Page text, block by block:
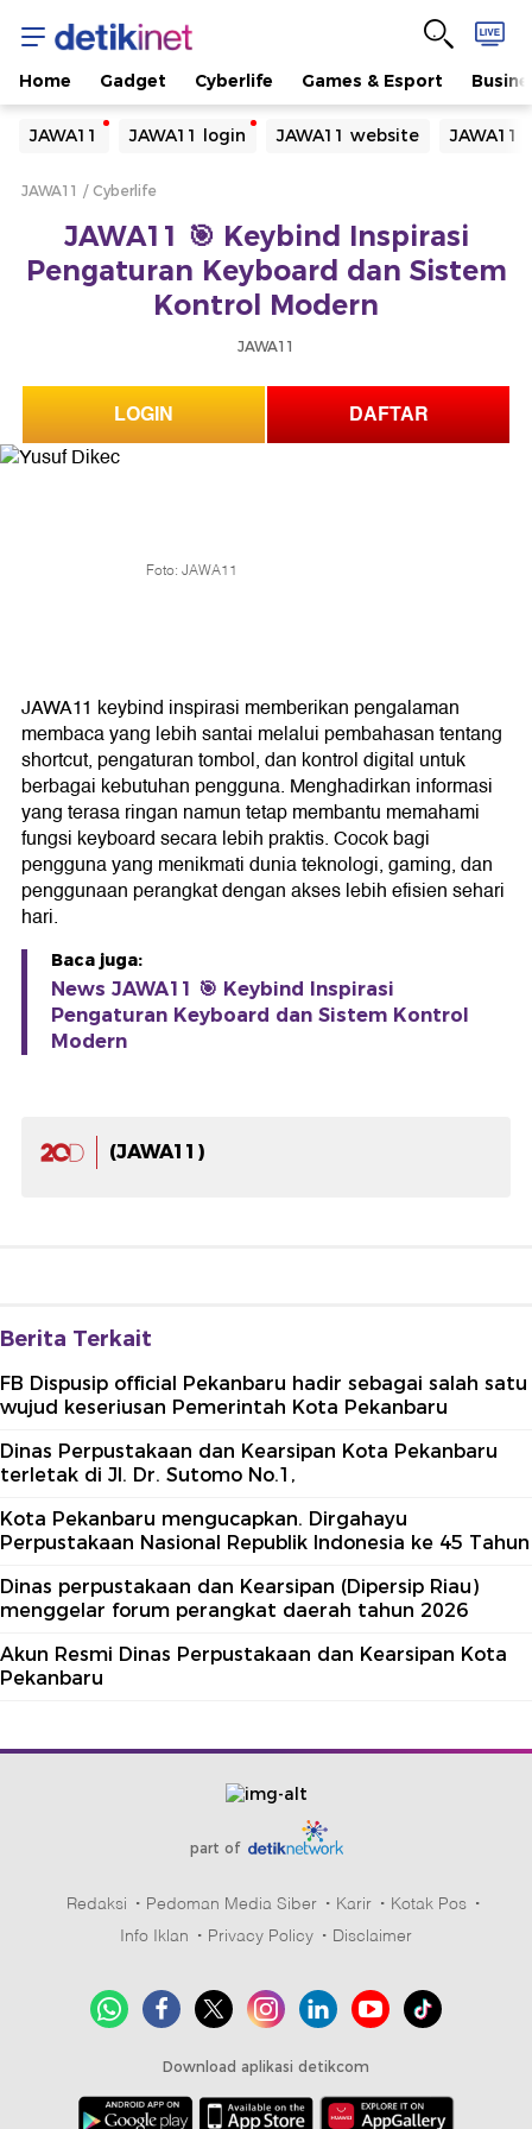
Home Gadget Cyberlife Games & Esport
JAWA11 JAWA11 login JAWA11 website JAWA11
Yang sedang ramai dicari
Loading...
Loading...
JAWA11 Cyberlife
JAWA11 🎯 Keybind Inspirasi
Pengaturan Keyboard dan Sistem
Kontrol Modern
JAWA11
LOGIN DAFTAR
Foto: JAWA11
JAWA11 keybind inspirasi memberikan pengalaman
membaca yang lebih santai melalui pembahasan tentang
shortcut, pengaturan tombol, dan kontrol digital untuk
berbagai kebutuhan pengguna. Menghadirkan informasi
yang terasa ringan namun tetap membantu memahami
fungsi keyboard secara lebih praktis. Cocok bagi
pengguna yang menikmati dunia teknologi, gaming, dan
penggunaan perangkat dengan akses lebih efisien sehari
hari.
Baca juga:
News JAWA11 🎯 Keybind Inspirasi
Pengaturan Keyboard dan Sistem Kontrol
Modern
(JAWA11)
Berita Terkait
FB Dispusip official Pekanbaru hadir sebagai salah satu
wujud keseriusan Pemerintah Kota Pekanbaru
Dinas Perpustakaan dan Kearsipan Kota Pekanbaru
terletak di Jl. Dr. Sutomo No.1,
Kota Pekanbaru mengucapkan. Dirgahayu
Perpustakaan Nasional Republik Indonesia ke 45 Tahun
Dinas perpustakaan dan Kearsipan (Dipersip Riau)
menggelar forum perangkat daerah tahun 2026
Akun Resmi Dinas Perpustakaan dan Kearsipan Kota
Pekanbaru
part of
Redaksi Pedoman Media Siber Karir
Kotak Pos
Info Iklan
Privacy Policy Disclaimer
Download aplikasi detikcom